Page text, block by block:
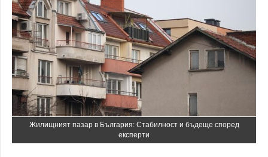
Жилищният пазар в България: Стабилност и бъдеще според
експерти